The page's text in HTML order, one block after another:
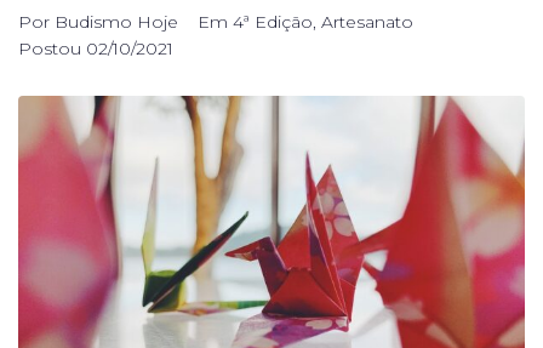
Por Budismo Hoje Em 4ª Edição, Artesanato
Postou 02/10/2021